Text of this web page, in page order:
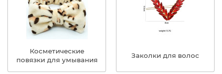
Косметические
повязки для умывания
Заколки для волос